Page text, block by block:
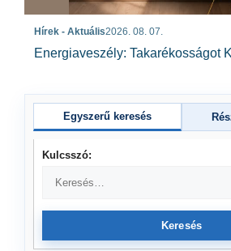
Hírek - Aktuális2026. 08. 07.
Energiaveszély: Takarékosságot
Egyszerű keresés
Kulcsszó:
Keresés